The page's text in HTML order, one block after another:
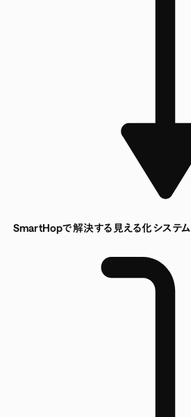
SmartHopで解決する見える化システ